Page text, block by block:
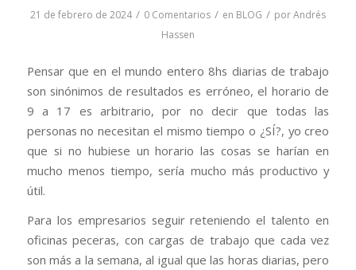
21 de febrero de 2024 / 0 Comentarios / en BLOG / porAndrés
Hassen
Pensar que en el mundo entero 8hs diarias de trabajo
son sinónimos de resultados es erróneo, el horario de
9 a 17 es arbitrario, por no decir que todas las
personas no necesitan el mismo tiempo o ¿SÍ?, yo creo
que si no hubiese un horario las cosas se harían en
mucho menos tiempo, sería mucho más productivo y
útil.
Para los empresarios seguir reteniendo el talento en
oficinas peceras, con cargas de trabajo que cada vez
son más a la semana, al igual que las horas diarias, pero